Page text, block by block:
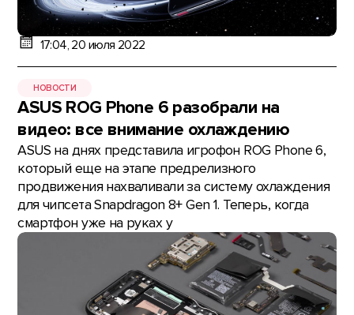
17:04, 20 июля 2022
НОВОСТИ
ASUS ROG Phone 6 разобрали на
видео: все внимание охлаждению
ASUS на днях представила игрофон ROG Phone 6,
который еще на этапе предрелизного
продвижения нахваливали за систему охлаждения
для чипсета Snapdragon 8+ Gen 1. Теперь, когда
смартфон уже на руках у